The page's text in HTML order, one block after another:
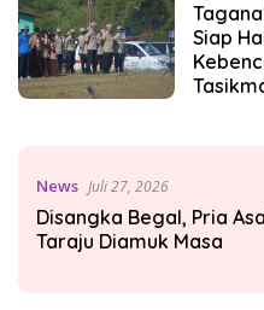
Siap
News Juli 27, 2026
Disangka Begal, Pria
Taraju Diamuk Masa